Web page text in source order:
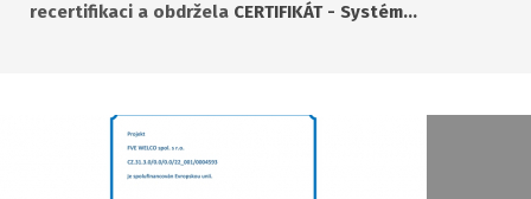
recertifikaci a obdržela CERTIFIKÁT - Systém…